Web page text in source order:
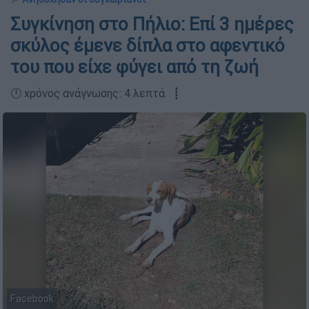
Συγκίνηση στο Πήλιο: Επί 3 ημέρες
σκύλος έμενε δίπλα στο αφεντικό
του που είχε φύγει από τη ζωή
🕛 χρόνος ανάγνωσης: 4 λεπτά ┋
Facebook